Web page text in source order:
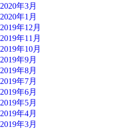
2020年3月
2020年1月
2019年12月
2019年11月
2019年10月
2019年9月
2019年8月
2019年7月
2019年6月
2019年5月
2019年4月
2019年3月